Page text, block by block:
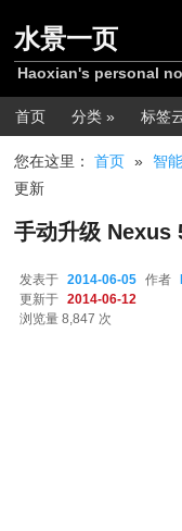
水景一页
Haoxian's personal
主菜单
首页 分类 » 标签
您在这里：首页 » 智
更新
手动升级 Nexus
发表于 2014-06-05 作者
更新于
2014-06-12
浏览量 8,847 次